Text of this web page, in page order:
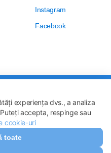
Instagram
Facebook
© 2013 – 2026
noastră
uri
uri
experiența dvs., a analiza
accepta, respinge sau
cookie-uri
toate